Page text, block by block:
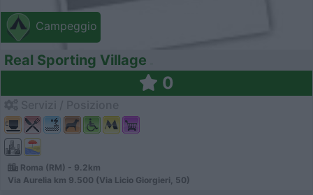
Campeggio
Real Sporting Village
0
Roma (RM) - 9.2km
Via Aurelia km 9.500 (Via Licio Giorgieri, 50)